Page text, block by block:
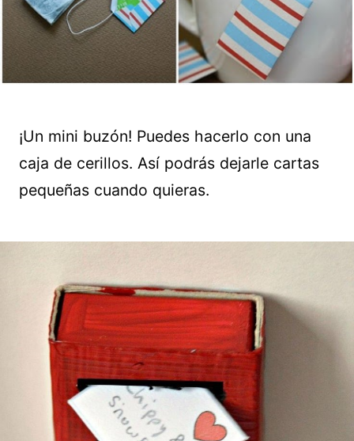
¡Un mini buzón! Puedes hacerlo con una
caja de cerillos. Así podrás dejarle cartas
pequeñas cuando quieras.